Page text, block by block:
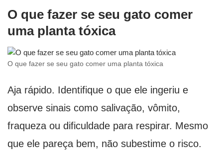
O que fazer se seu gato comer
uma planta tóxica
O que fazer se seu gato comer uma planta tóxica
Aja rápido. Identifique o que ele ingeriu e
observe sinais como salivação, vômito,
fraqueza ou dificuldade para respirar. Mesmo
que ele pareça bem, não subestime o risco.